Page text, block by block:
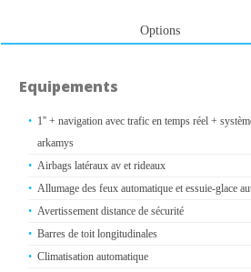
Options
Equipements
1'' + navigation avec trafic en temps réel +
arkamys
Airbags latéraux av et rideaux
Allumage des feux automatique et essuie-glace
Avertissement distance de sécurité
Barres de toit longitudinales
Climatisation automatique